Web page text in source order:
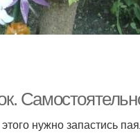
нужно запастись